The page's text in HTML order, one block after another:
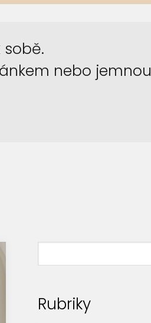
nebo jemnou
Rubriky